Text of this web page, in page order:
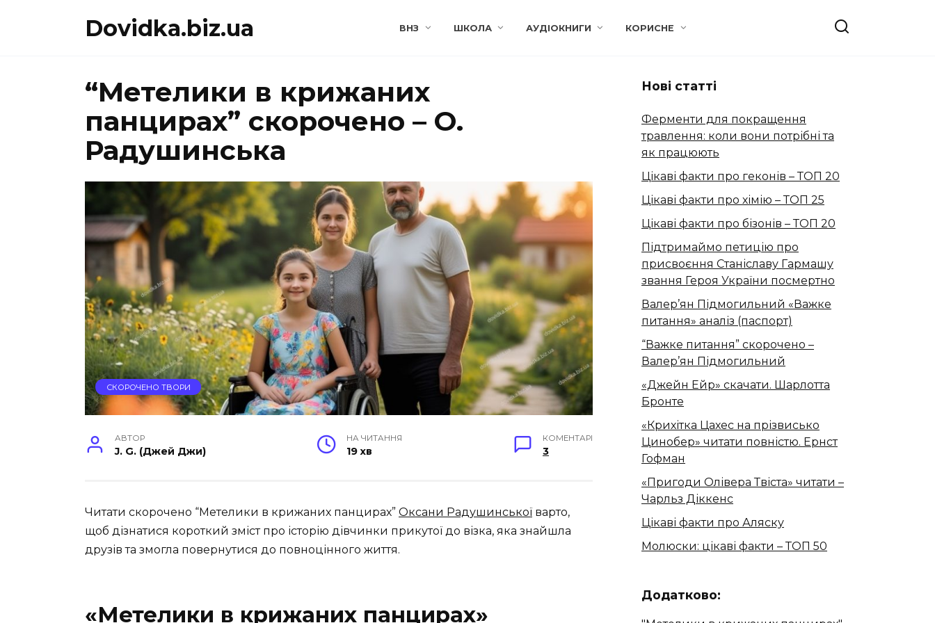
Dovidka.biz.ua ВНЗ ШКОЛА АУДІОКНИГИ КОРИСНЕ
“Метелики в крижаних
панцирах” скорочено – О.
Радушинська
СКОРОЧЕНО ТВОРИ
АВТОР
J. G. (Джей Джи)
НА ЧИТАННЯ
19 хв
КОМЕНТАРІ
3
Читати скорочено “Метелики в крижаних панцирах” Оксани Радушинської варто,
щоб дізнатися короткий зміст про історію дівчинки прикутої до візка, яка знайшла
друзів та змогла повернутися до повноцінного життя.
«Метелики в крижаних панцирах»
Нові статті
Ферменти для покращення
травлення: коли вони потрібні та
як працюють
Цікаві факти про геконів – ТОП 20
Цікаві факти про хімію – ТОП 25
Цікаві факти про бізонів – ТОП 20
Підтримаймо петицію про
присвоєння Станіславу Гармашу
звання Героя України посмертно
Валер’ян Підмогильний «Важке
питання» аналіз (паспорт)
“Важке питання” скорочено –
Валер’ян Підмогильний
«Джейн Ейр» скачати. Шарлотта
Бронте
«Крихітка Цахес на прізвисько
Цинобер» читати повністю. Ернст
Гофман
«Пригоди Олівера Твіста» читати –
Чарльз Діккенс
Цікаві факти про Аляску
Молюски: цікаві факти – ТОП 50
Додатково: